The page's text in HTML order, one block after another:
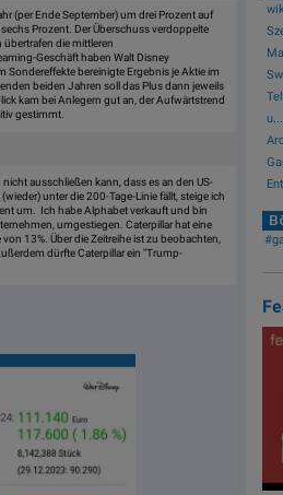
(per Ende September) um drei Prozent auf
Prozent. Der Überschuss verdoppelte
die mittleren
Geschäft haben Walt Disney
bereinigte Ergebnis je Aktie im
beiden Jahren soll das Plus dann jeweils
kam bei Anlegern gut an, der Aufwärtstrend
gestimmt.
ausschließen kann, dass es an den US-
unter die 200-Tage-Linie fällt, steige ich
um. Ich habe Alphabet verkauft und bin
umgestiegen. Caterpillar hat eine
13%. Über die Zeitreihe ist zu beobachten,
dürfte Caterpillar ein "Trump-
u...